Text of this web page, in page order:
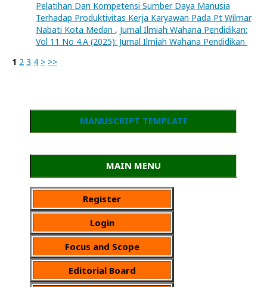
Pelatihan Dan Kompetensi Sumber Daya Manusia
Terhadap Produktivitas Kerja Karyawan Pada Pt Wilmar
Nabati Kota Medan , Jurnal Ilmiah Wahana Pendidikan:
Vol 11 No 4.A (2025): Jurnal Ilmiah Wahana Pendidikan
1 2 3 4 > >>
MANUSCRIPT TEMPLATE
MAIN MENU
Register
Login
Focus and Scope
Editorial Board